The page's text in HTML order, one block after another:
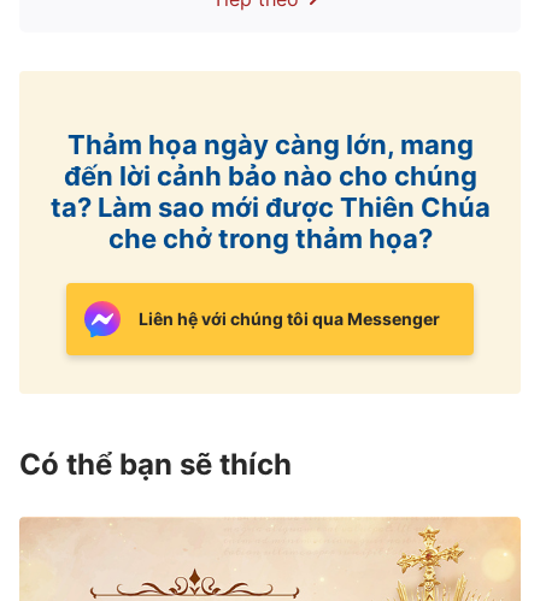
Thảm họa ngày càng lớn, mang
đến lời cảnh bảo nào cho chúng
ta? Làm sao mới được Thiên Chúa
che chở trong thảm họa?
Liên hệ với chúng tôi qua Messenger
Có thể bạn sẽ thích